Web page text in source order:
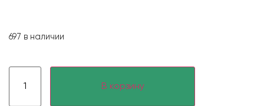
697 в наличии
В корзину